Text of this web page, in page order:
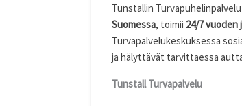
Tunstallin
Suomessa, toimii 24/7 vuoden
Turvapalvelukeskuksessa
ja hälyttävät tarvittaessa
Tunstall Turvapalvelu